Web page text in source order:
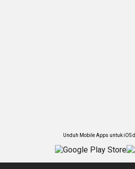
Unduh Mobile Apps untuk iOS